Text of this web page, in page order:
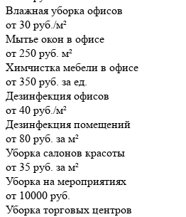
Влажная уборка офисов
от 30 руб./м²
Мытье окон в офисе
от 250 руб. м²
Химчистка мебели в офисе
от 350 руб. за ед.
Дезинфекция офисов
от 40 руб./м²
Дезинфекция помещений
от 80 руб. за м²
Уборка салонов красоты
от 35 руб. за м²
Уборка на мероприятиях
от 10000 руб.
Уборка торговых центров